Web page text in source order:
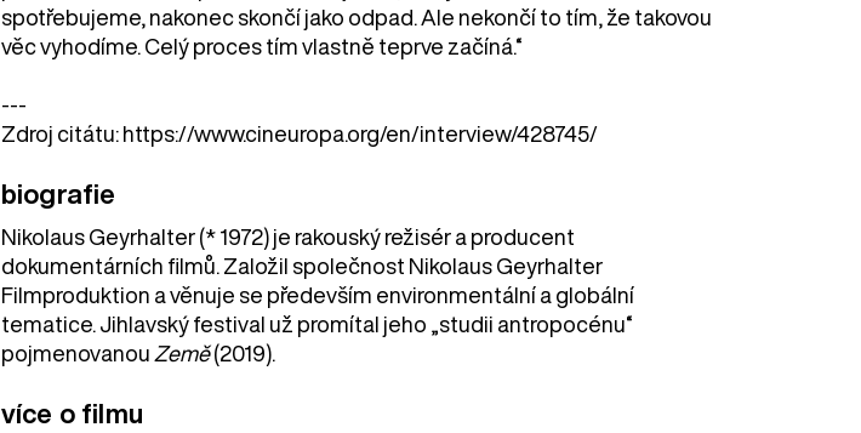
spotřebujeme, nakonec skončí jako odpad. Ale nekončí to tím, že takovou
věc vyhodíme. Celý proces tím vlastně teprve začíná.“
---
Zdroj citátu: https://www.cineuropa.org/en/interview/428745/
biografie
Nikolaus Geyrhalter (* 1972) je rakouský režisér a producent
dokumentárních filmů. Založil společnost Nikolaus Geyrhalter
Filmproduktion a věnuje se především environmentální a globální
tematice. Jihlavský festival už promítal jeho „studii antropocénu“
pojmenovanou Země(2019).
více o filmu